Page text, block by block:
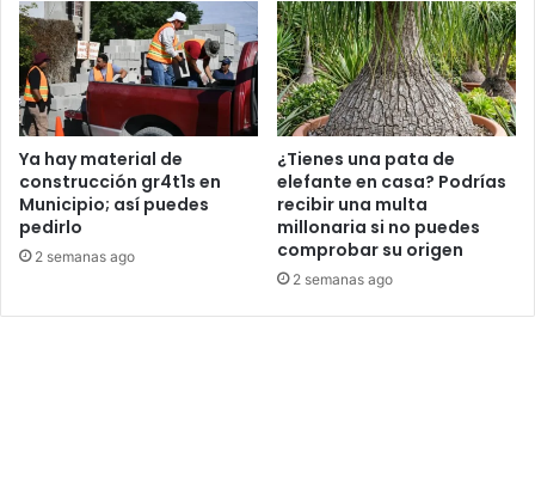
Ya hay material de
construcción gr4t1s en
Municipio; así puedes
pedirlo
2 semanas ago
¿Tienes una pata de
elefante en casa? Podrías
recibir una multa
millonaria si no puedes
comprobar su origen
2 semanas ago